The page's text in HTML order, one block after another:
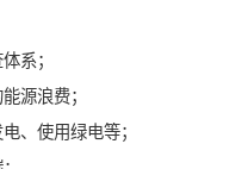
系；
源浪费；
、使用绿电等；